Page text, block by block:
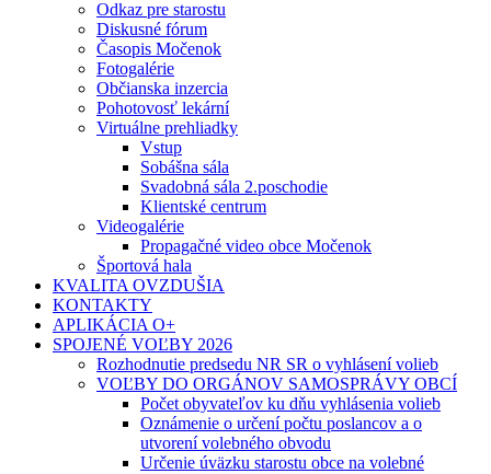
Odkaz pre starostu
Diskusné fórum
Časopis Močenok
Fotogalérie
Občianska inzercia
Pohotovosť lekární
Virtuálne prehliadky
Vstup
Sobášna sála
Svadobná sála 2.poschodie
Klientské centrum
Videogalérie
Propagačné video obce Močenok
Športová hala
KVALITA OVZDUŠIA
KONTAKTY
APLIKÁCIA O+
SPOJENÉ VOĽBY 2026
Rozhodnutie predsedu NR SR o vyhlásení volieb
VOĽBY DO ORGÁNOV SAMOSPRÁVY OBCÍ
Počet obyvateľov ku dňu vyhlásenia volieb
Oznámenie o určení počtu poslancov a o
utvorení volebného obvodu
Určenie úväzku starostu obce na volebné